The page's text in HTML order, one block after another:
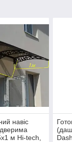
навіс
м Hi-tech,